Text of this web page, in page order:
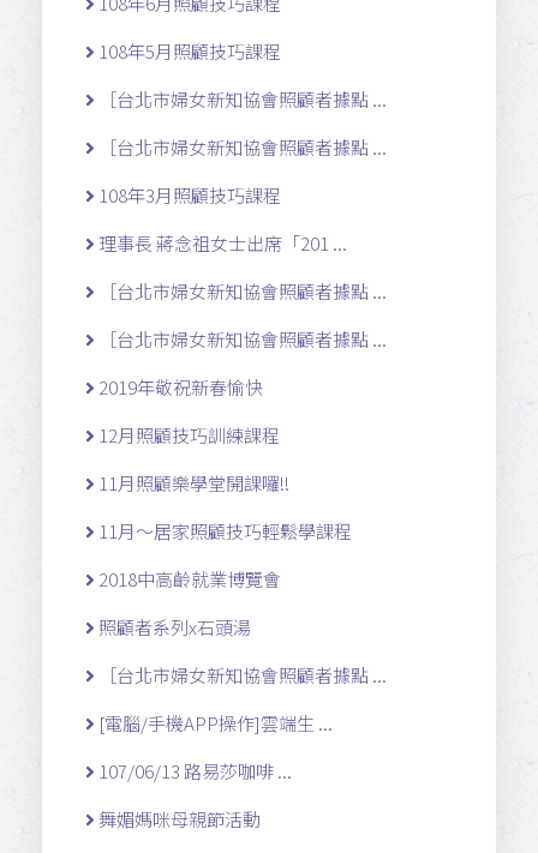
108年5月照顧技巧課程
［台北市婦女新知協會照顧者據點 ...
［台北市婦女新知協會照顧者據點 ...
108年3月照顧技巧課程
理事長 蔣念祖女士出席「201 ...
［台北市婦女新知協會照顧者據點 ...
［台北市婦女新知協會照顧者據點 ...
2019年敬祝新春愉快
12月照顧技巧訓練課程
11月照顧樂學堂開課囉!!
11月～居家照顧技巧輕鬆學課程
2018中高齡就業博覽會
照顧者系列x石頭湯
［台北市婦女新知協會照顧者據點 ...
[電腦/手機APP操作]雲端生 ...
107/06/13 路易莎咖啡 ...
舞媚媽咪母親節活動